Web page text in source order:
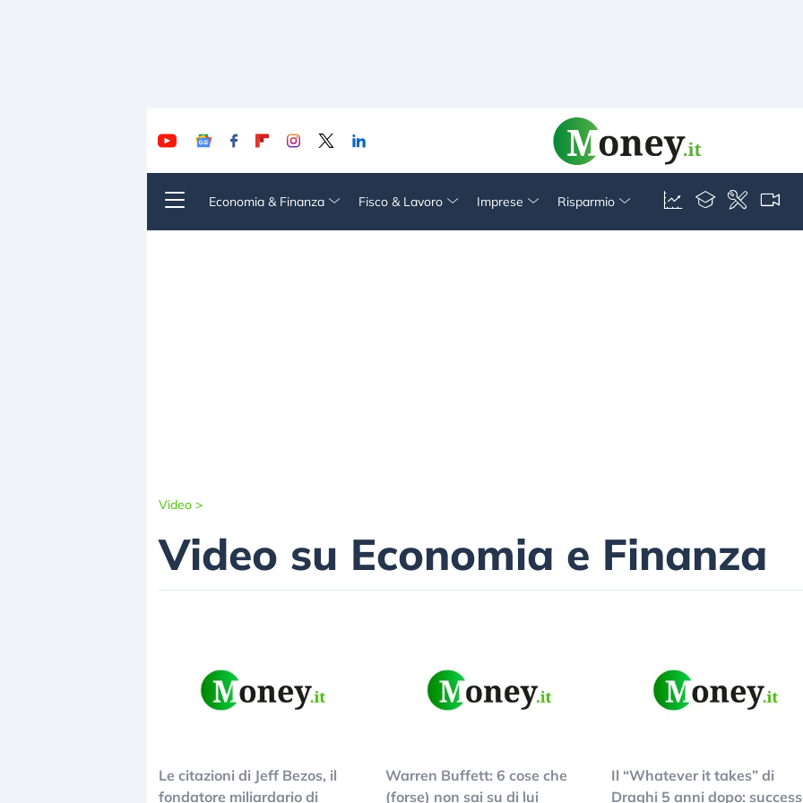
Economia & Finanza Fisco & Lavoro Imprese Risparmio
Video >
Video su Economia e Finanza
Le citazioni di Jeff Bezos, il
fondatore miliardario di
Warren Buffett: 6 cose che
(forse) non sai su di lui
Il “Whatever it takes” di
Draghi 5 anni dopo: